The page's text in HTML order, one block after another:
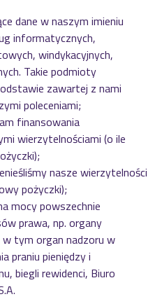
dane w naszym imieniu
informatycznych,
windykacyjnych,
Takie podmioty
zawartej z nami
poleceniami;
finansowania
wierzytelnościami (o ile
nasze wierzytelności
pożyczki);
mocy powszechnie
prawa, np. organy
w tym organ nadzoru w
praniu pieniędzy i
biegli rewidenci, Biuro